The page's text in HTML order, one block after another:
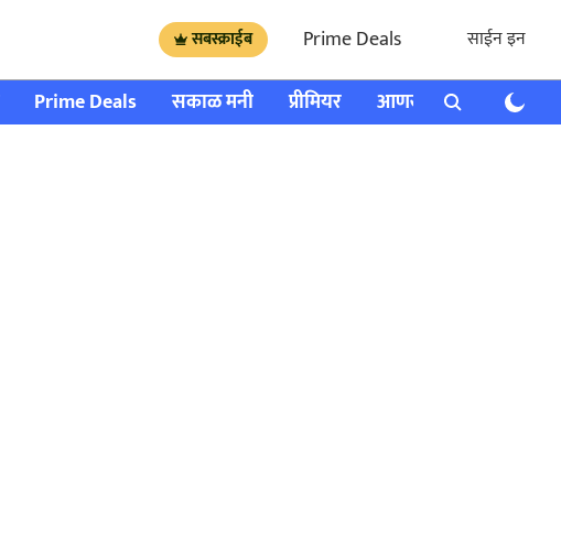
सबस्क्राईब Prime Deals साईन इन
Prime Deals सकाळ मनी प्रीमियर आणखी राशी भविष्य